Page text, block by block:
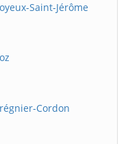
Saint-Jérôme
Cordon